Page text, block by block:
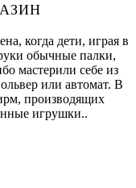
когда дети, играя в
обычные палки,
мастерили себе из
или автомат. В
производящих
игрушки..